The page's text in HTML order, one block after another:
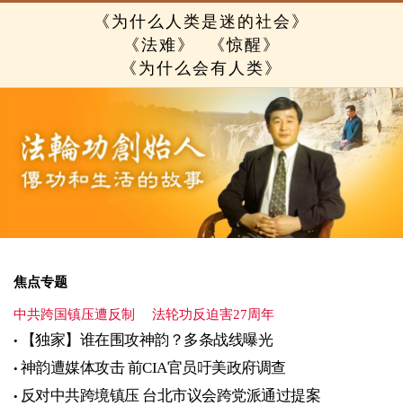
《为什么人类是迷的社会》
《法难》
《惊醒》
《为什么会有人类》
焦点专题
中共跨国镇压遭反制 法轮功反迫害27周年
【独家】谁在围攻神韵？多条战线曝光
神韵遭媒体攻击 前CIA官员吁美政府调查
反对中共跨境镇压 台北市议会跨党派通过提案